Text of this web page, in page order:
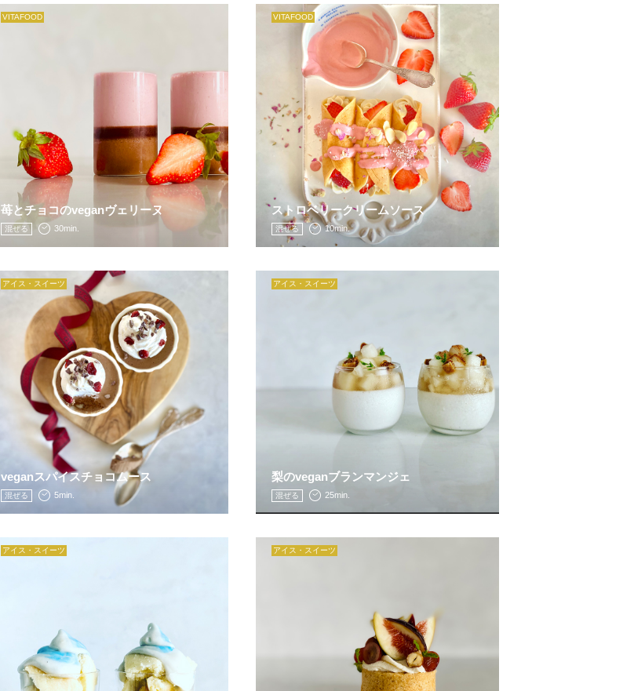
VITAFOOD
苺とチョコのveganヴェリーヌ
混ぜる 30min.
VITAFOOD
ストロベリークリームソース
混ぜる 10min.
アイス・スイーツ
veganスパイスチョコムース
混ぜる 5min.
アイス・スイーツ
梨のveganブランマンジェ
混ぜる 25min.
アイス・スイーツ アイス・スイーツ